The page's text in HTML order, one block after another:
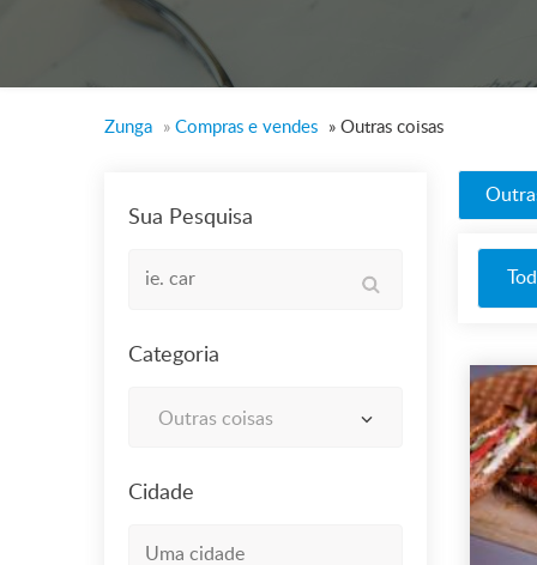
Zunga » Compras e vendes » Outras coisas
Sua Pesquisa
Categoria
Outras coisas
Cidade